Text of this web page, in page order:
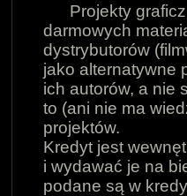
Projekty
darmowych
dystrybutorów
jako alternatywne
ich autorów, a nie
to (ani nie ma
projektów.
Kredyt jest
i wydawać je na
podane są w